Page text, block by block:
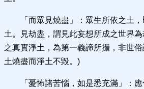
「而眾見燒盡」：眾生所依之土
土。見劫盡，謂見此妄想所成之世界
之真實淨土，為第一義諦所攝，非世
土燒盡而淨土不毀。)
「憂怖諸苦惱，如是悉充滿」：